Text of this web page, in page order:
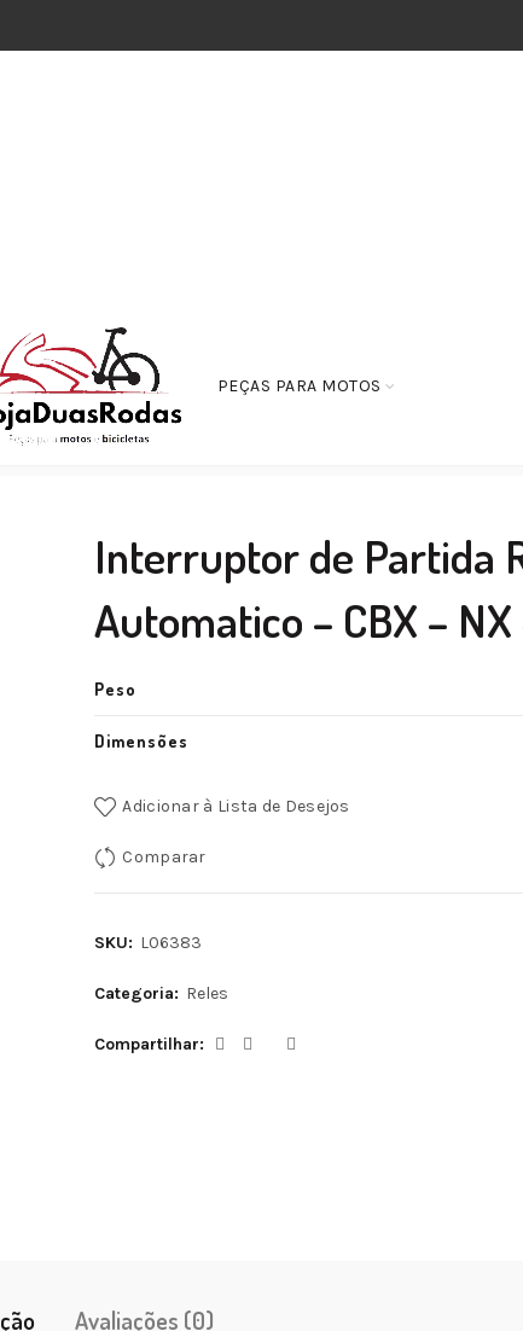
PEÇAS PARA MOTOS
– CBX – NX – XR – CB
Interruptor de Partida
Automatico – CBX – NX
Peso
Dimensões
Adicionar à Lista de Desejos
Comparar
SKU: L06383
Categoria: Reles
Compartilhar
Avaliações (0)